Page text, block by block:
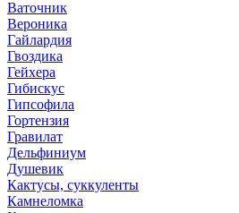
Ваточник
Вероника
Гайлардия
Гвоздика
Гейхера
Гибискус
Гипсофила
Гортензия
Гравилат
Дельфиниум
Душевик
Кактусы, суккуленты
Камнеломка